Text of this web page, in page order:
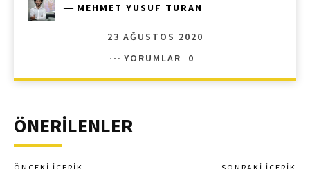
― MEHMET YUSUF TURAN
23 AĞUSTOS 2020
YORUMLAR
0
ÖNERİLENLER